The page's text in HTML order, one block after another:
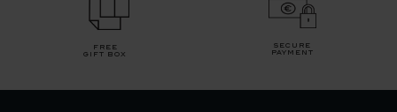
free
gift box
secure
payment